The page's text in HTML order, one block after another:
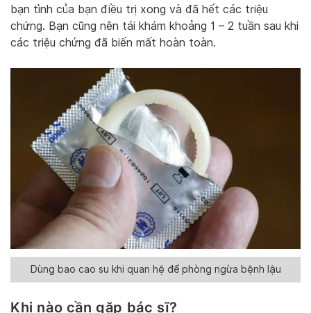
bạn tình của bạn điều trị xong và đã hết các triệu
chứng. Bạn cũng nên tái khám khoảng 1 – 2 tuần sau khi
các triệu chứng đã biến mất hoàn toàn.
Dùng bao cao su khi quan hệ để phòng ngừa bệnh lậu
Khi nào cần gặp bác sĩ?